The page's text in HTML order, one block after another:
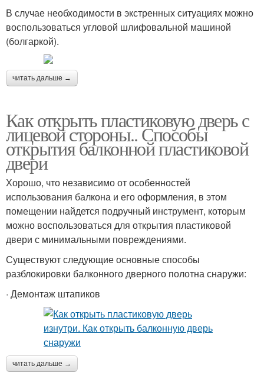
В случае необходимости в экстренных ситуациях можно
воспользоваться угловой шлифовальной машиной
(болгаркой).
читать дальше →
Как открыть пластиковую дверь с
лицевой стороны.. Способы
открытия балконной пластиковой
двери
Хорошо, что независимо от особенностей
использования балкона и его оформления, в этом
помещении найдется подручный инструмент, которым
можно воспользоваться для открытия пластиковой
двери с минимальными повреждениями.
Существуют следующие основные способы
разблокировки балконного дверного полотна снаружи:
· Демонтаж штапиков
читать дальше →